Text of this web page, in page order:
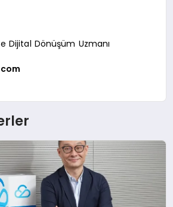
Dijital Dönüşüm Uzmanı